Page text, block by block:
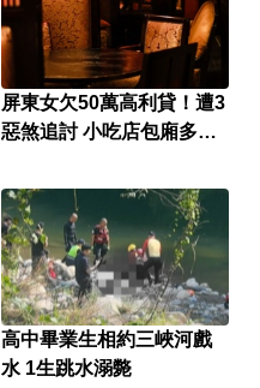
屏東女欠50萬高利貸！遭3
惡煞追討 小吃店包廂多次
高中畢業生相約三峽河戲
水 1生跳水溺斃